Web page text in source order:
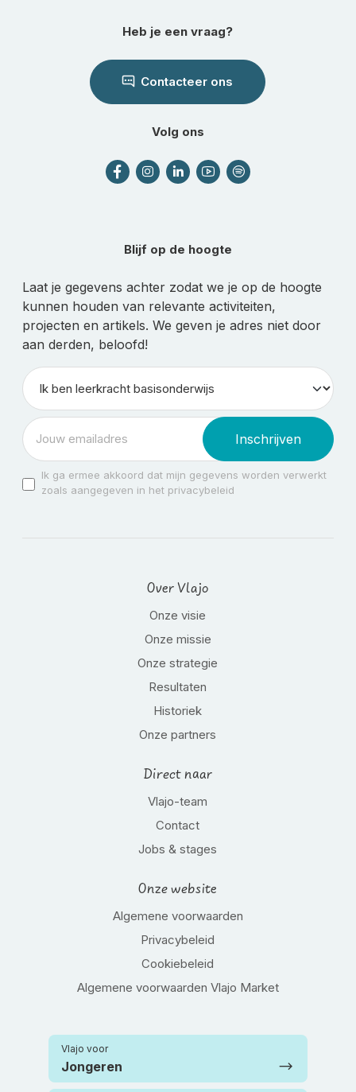
Heb je een vraag?
Contacteer ons
Volg ons
Blijf op de hoogte
Laat je gegevens achter zodat we je op de hoogte
kunnen houden van relevante activiteiten,
projecten en artikels. We geven je adres niet door
aan derden, beloofd!
Inschrijven
Ik ga ermee akkoord dat mijn gegevens worden verwerkt
zoals aangegeven in het privacybeleid
Over Vlajo
Onze visie
Onze missie
Onze strategie
Resultaten
Historiek
Onze partners
Direct naar
Vlajo-team
Contact
Jobs & stages
Onze website
Algemene voorwaarden
Privacybeleid
Cookiebeleid
Algemene voorwaarden Vlajo Market
Vlajo voor
Jongeren